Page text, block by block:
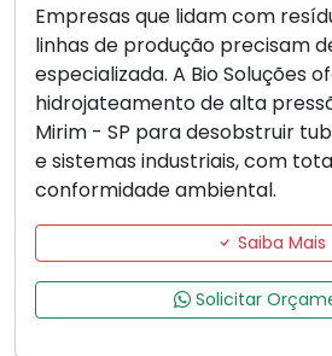
Empresas que lidam com
linhas de produção precisam
especializada. A Bio Soluções
hidrojateamento de alta
Mirim - SP para desobstruir
e sistemas industriais, com
conformidade ambiental.
Saiba Mais
Solicitar